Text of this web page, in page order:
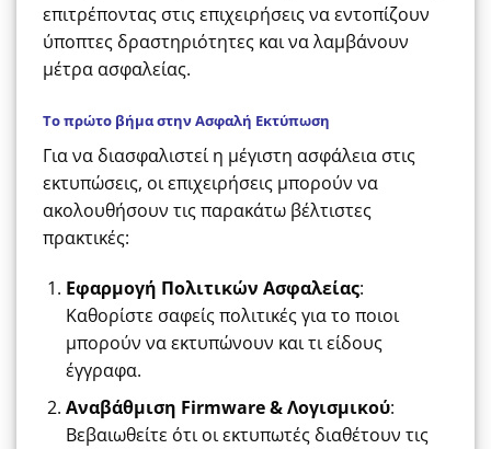
επιτρέποντας στις επιχειρήσεις να εντοπίζουν
ύποπτες δραστηριότητες και να λαμβάνουν
μέτρα ασφαλείας.
Το πρώτο βήμα στην Ασφαλή Εκτύπωση
Για να διασφαλιστεί η μέγιστη ασφάλεια στις
εκτυπώσεις, οι επιχειρήσεις μπορούν να
ακολουθήσουν τις παρακάτω βέλτιστες
πρακτικές:
Εφαρμογή Πολιτικών Ασφαλείας:
Καθορίστε σαφείς πολιτικές για το ποιοι
μπορούν να εκτυπώνουν και τι είδους
έγγραφα.
Αναβάθμιση Firmware & Λογισμικού:
Βεβαιωθείτε ότι οι εκτυπωτές διαθέτουν τις